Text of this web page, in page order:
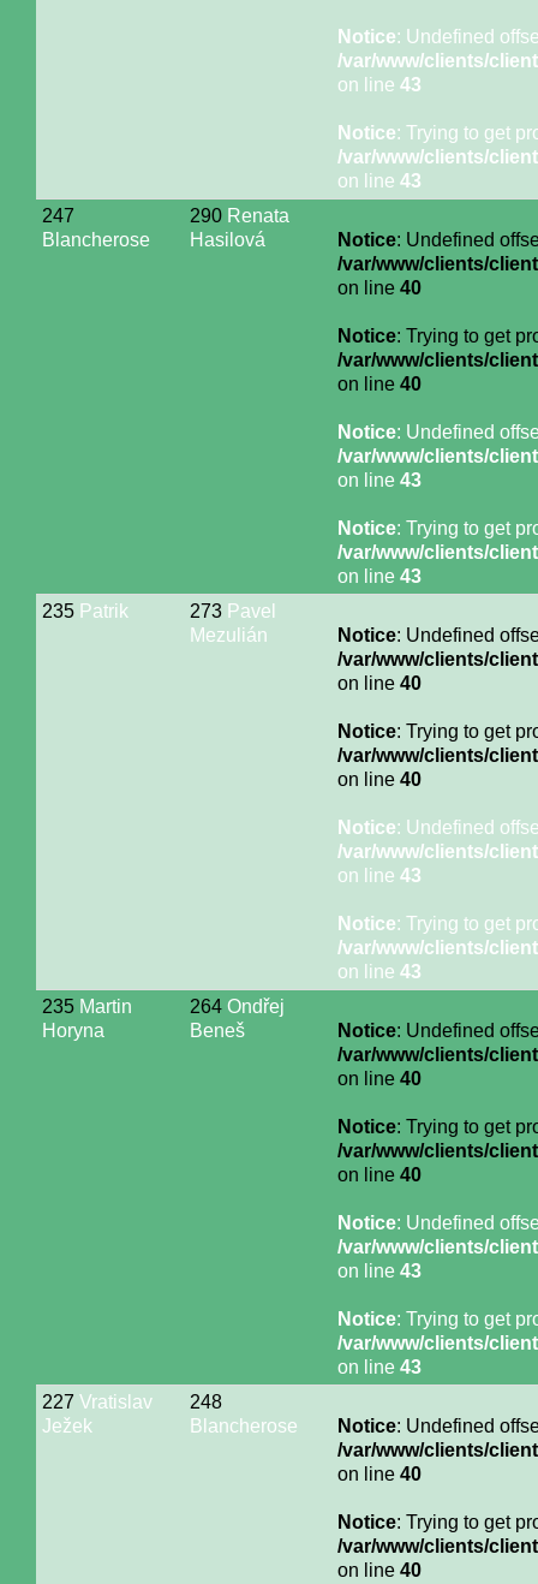
Notice: Undefined
/var/www/clients/
on line 43
Notice: Trying to get
/var/www/clients/
on line 43
247
Blancherose
290 Renata
Hasilová
Notice: Undefined
/var/www/clients/
on line 40
Notice: Trying to get
/var/www/clients/
on line 40
Notice: Undefined
/var/www/clients/
on line 43
Notice: Trying to get
/var/www/clients/
on line 43
235 Patrik 273 Pavel
Mezulián
Notice: Undefined
/var/www/clients/
on line 40
Notice: Trying to get
/var/www/clients/
on line 40
Notice: Undefined
/var/www/clients/
on line 43
Notice: Trying to get
/var/www/clients/
on line 43
235 Martin
Horyna
264 Ondřej
Beneš
Notice: Undefined
/var/www/clients/
on line 40
Notice: Trying to get
/var/www/clients/
on line 40
Notice: Undefined
/var/www/clients/
on line 43
Notice: Trying to get
/var/www/clients/
on line 43
227 Vratislav
Ježek
248
Blancherose
Notice: Undefined
/var/www/clients/
on line 40
Notice: Trying to get
/var/www/clients/
on line 40